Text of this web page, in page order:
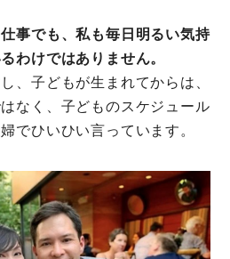
事でも、私も毎日明るい気持
わけではありません。
、子どもが生まれてからは、
なく、子どものスケジュール
でひいひい言っています。